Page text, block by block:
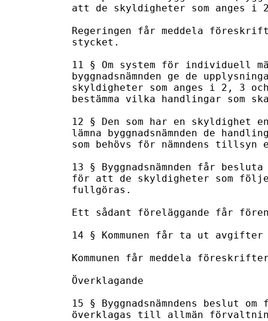
att de skyldigheter som anges i
Regeringen får meddela
stycket.
11 § Om system för individuell
byggnadsnämnden ge de
skyldigheter som anges i 2, 3
bestämma vilka handlingar som
12 § Den som har en skyldighet
lämna byggnadsnämnden de
som behövs för nämndens
13 § Byggnadsnämnden får
för att de skyldigheter som
fullgöras.
Ett sådant föreläggande får
14 § Kommunen får ta ut
Kommunen får meddela
Överklagande
15 § Byggnadsnämndens beslut
överklagas till allmän